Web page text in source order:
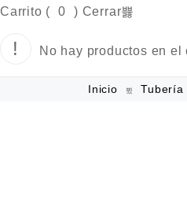
Carrito (
0 ) Cerrar
No hay productos en el
Inicio Tubería